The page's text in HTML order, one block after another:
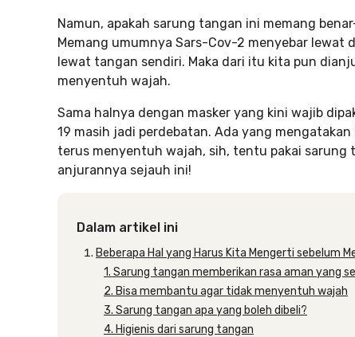
Namun, apakah sarung tangan ini memang
Memang umumnya Sars-Cov-2 menyebar lewat
lewat tangan sendiri. Maka dari itu kita pun
menyentuh wajah.
Sama halnya dengan masker yang kini wajib
19 masih jadi perdebatan. Ada yang
terus menyentuh wajah, sih, tentu pakai
anjurannya sejauh ini!
Dalam artikel ini
Beberapa Hal yang Harus Kita Mengerti sebelum
1. Sarung tangan memberikan rasa aman yang
2. Bisa membantu agar tidak menyentuh wajah
3. Sarung tangan apa yang boleh dibeli?
4. Higienis dari sarung tangan